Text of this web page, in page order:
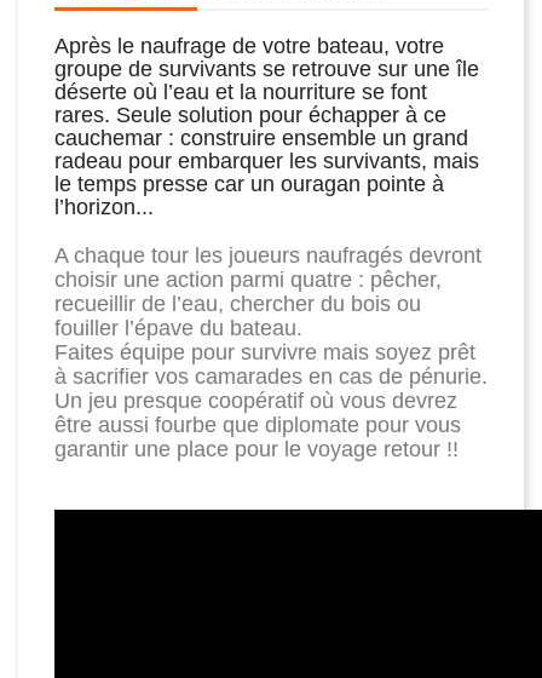
Après le naufrage de votre bateau, votre
groupe de survivants se retrouve sur une île
déserte où l’eau et la nourriture se font
rares. Seule solution pour échapper à ce
cauchemar : construire ensemble un grand
radeau pour embarquer les survivants, mais
le temps presse car un ouragan pointe à
l’horizon...
A chaque tour les joueurs naufragés devront
choisir une action parmi quatre : pêcher,
recueillir de l’eau, chercher du bois ou
fouiller l’épave du bateau.
Faites équipe pour survivre mais soyez prêt
à sacrifier vos camarades en cas de pénurie.
Un jeu presque coopératif où vous devrez
être aussi fourbe que diplomate pour vous
garantir une place pour le voyage retour !!